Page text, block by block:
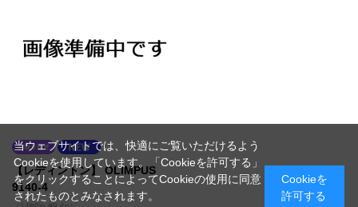
【レディントン】 OLIMPUS
9140-4
当ウェブサイトでは、快適にご覧いただけるよう
Cookieを使用しています。「Cookieを許可する」
をクリックすることによってCookieの使用に同意
されたものとみなされます。
Cookieを
許可する